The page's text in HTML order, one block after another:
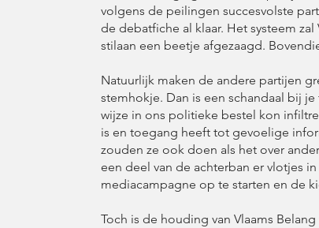
volgens de peilingen succesvolste
de debatfiche al klaar. Het systeem
stilaan een beetje afgezaagd.
Natuurlijk maken de andere partijen
stemhokje. Dan is een schandaal bij
wijze in ons politieke bestel kon
is en toegang heeft tot gevoelige
zouden ze ook doen als het over
een deel van de achterban er vlotjes
mediacampagne op te starten en de
Toch is de houding van Vlaams